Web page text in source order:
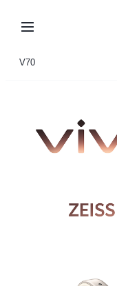
My Order
ลงชื่อเข้าใช้/ลงทะเบียน
บัญชีของฉัน
V70